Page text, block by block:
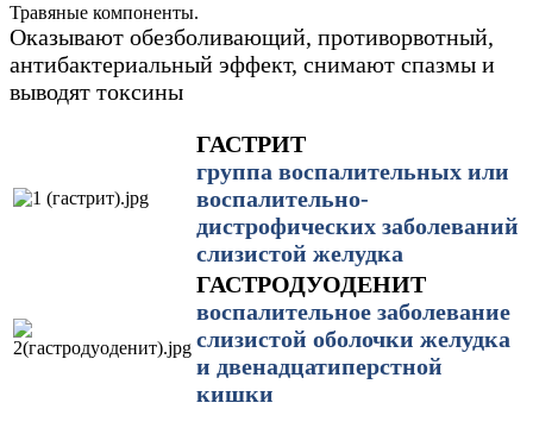
Травяные компоненты.
Оказывают обезболивающий, противорвотный,
антибактериальный эффект, снимают спазмы и
выводят токсины
ГАСТРИТ
группа воспалительных или
воспалительно-
дистрофических заболеваний
слизистой желудка
ГАСТРОДУОДЕНИТ
воспалительное заболевание
слизистой оболочки желудка
и двенадцатиперстной
кишки